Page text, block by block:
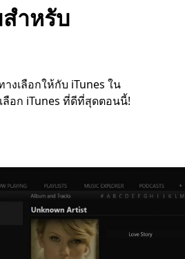
ำหรับ
งเลือกให้กับ iTunes ใน
อก iTunes ที่ดีที่สุดตอนนี้!